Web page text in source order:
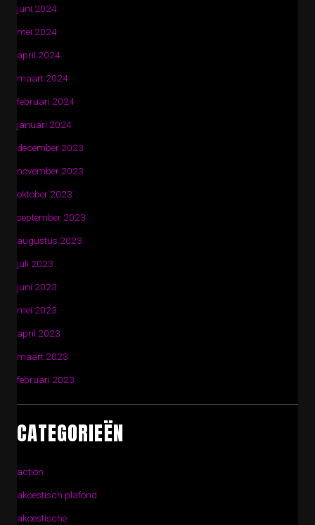
juni 2024
mei 2024
april 2024
maart 2024
februari 2024
januari 2024
december 2023
november 2023
oktober 2023
september 2023
augustus 2023
juli 2023
juni 2023
mei 2023
april 2023
maart 2023
februari 2023
CATEGORIEËN
action
akoestisch plafond
akoestische